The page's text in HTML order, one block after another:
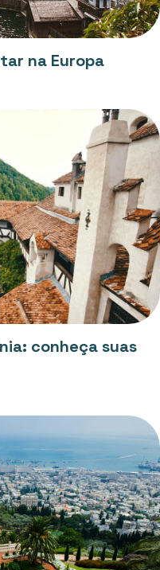
na Europa
conheça suas